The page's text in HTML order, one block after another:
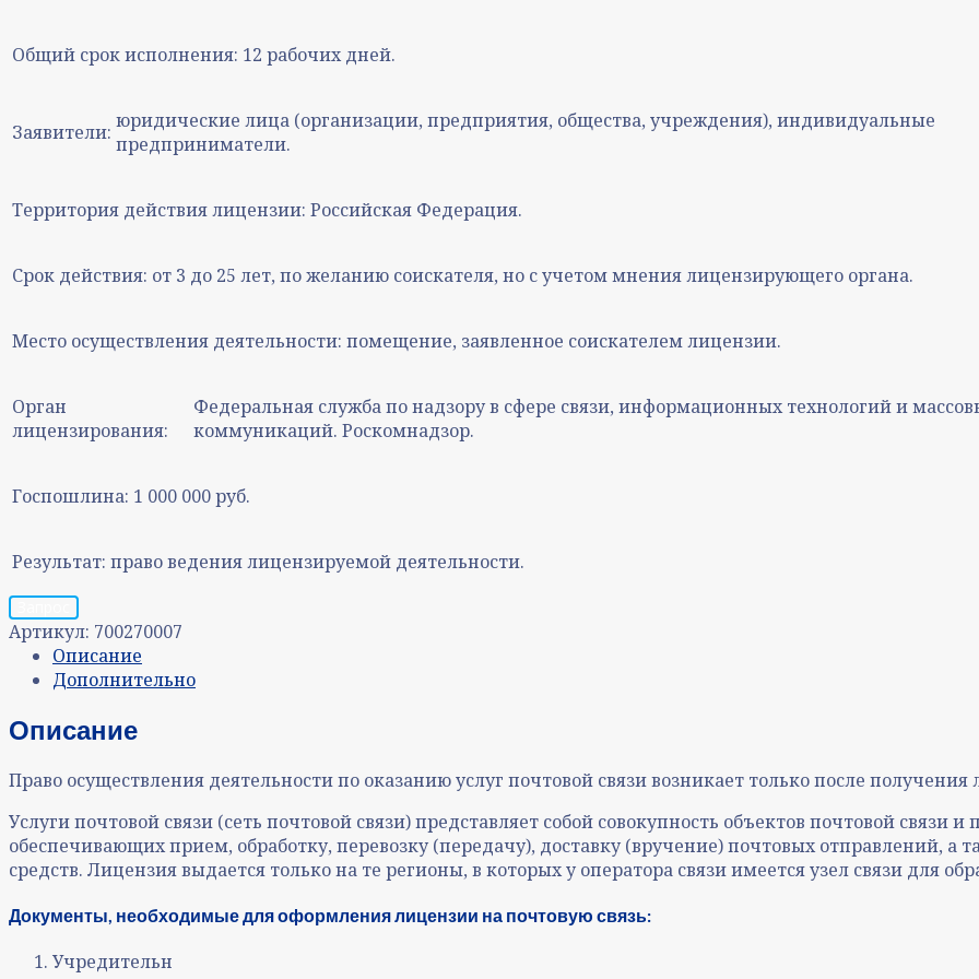
Общий срок исполнения: 12 рабочих дней.
Заявители: юридические лица (организации, предприятия, общества, учреждения), индивидуальные
предприниматели.
Территория действия лицензии: Российская Федерация.
Срок действия: от 3 до 25 лет, по желанию соискателя, но с учетом мнения лицензирующего органа.
Место осуществления деятельности: помещение, заявленное соискателем лицензии.
Орган
лицензирования:
Федеральная служба по надзору в сфере связи, информационных технологий и
коммуникаций. Роскомнадзор.
Госпошлина: 1 000 000 руб.
Результат: право ведения лицензируемой деятельности.
Артикул: 700270007
Описание
Дополнительно
Описание
Право осуществления деятельности по оказанию услуг почтовой связи возникает только после получения
Услуги почтовой связи (сеть почтовой связи) представляет собой совокупность объектов почтовой связи
обеспечивающих прием, обработку, перевозку (передачу), доставку (вручение) почтовых отправлений,
средств. Лицензия выдается только на те регионы, в которых у оператора связи имеется узел связи для
Документы, необходимые для оформления лицензии на почтовую связь:
Учредительн